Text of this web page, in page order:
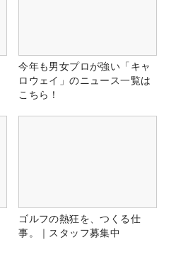
今年も男女プロが強い「キャ
ロウェイ」のニュース一覧は
こちら！
ゴルフの熱狂を、つくる仕
事。｜スタッフ募集中